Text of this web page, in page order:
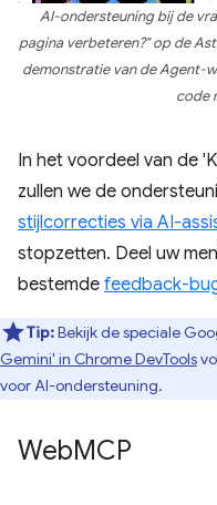
AI-ondersteuning bij de
pagina verbeteren?" op de
demonstratie van de Agent-
code
In het voordeel van de
zullen we de
stijlcorrecties via AI-
stopzetten. Deel uw
bestemde feedback-
Tip:Bekijk de speciale
Gemini' in Chrome DevTools
voor AI-ondersteuning.
WebMCP